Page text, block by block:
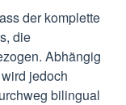
der komplette
die
Abhängig
jedoch
bilingual